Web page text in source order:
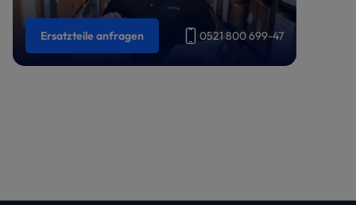
Ersatzteile anfragen 0521 800 699-47